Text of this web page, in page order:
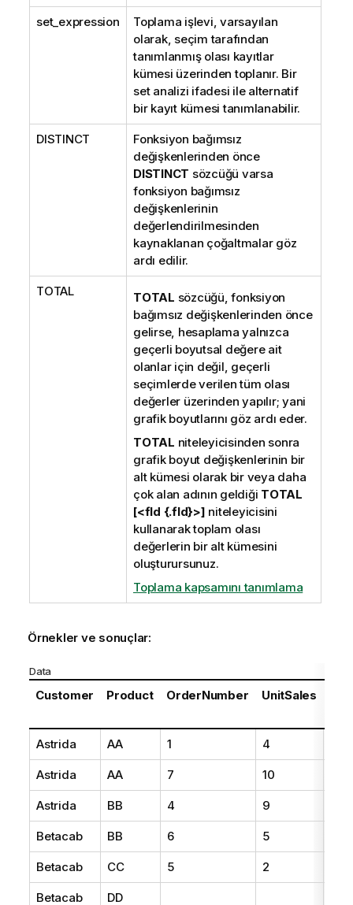
set_expression
Toplama işlevi, varsayılan
olarak, seçim tarafından
tanımlanmış olası kayıtlar
kümesi üzerinden toplanır. Bir
set analizi ifadesi ile alternatif
bir kayıt kümesi tanımlanabilir.
DISTINCT
Fonksiyon bağımsız
değişkenlerinden önce
DISTINCT sözcüğü varsa
fonksiyon bağımsız
değişkenlerinin
değerlendirilmesinden
kaynaklanan çoğaltmalar göz
ardı edilir.
TOTAL TOTAL sözcüğü, fonksiyon
bağımsız değişkenlerinden önce
gelirse, hesaplama yalnızca
geçerli boyutsal değere ait
olanlar için değil, geçerli
seçimlerde verilen tüm olası
değerler üzerinden yapılır; yani
grafik boyutlarını göz ardı eder.
TOTAL niteleyicisinden sonra
grafik boyut değişkenlerinin bir
alt kümesi olarak bir veya daha
çok alan adının geldiği TOTAL
[<fld {.fld}>] niteleyicisini
kullanarak toplam olası
değerlerin bir alt kümesini
oluşturursunuz.
Toplama kapsamını tanımlama
Örnekler ve sonuçlar:
Data
Customer Product OrderNumber UnitSales
Astrida AA 1 4
Astrida AA 7 10
Astrida BB 4 9
Betacab BB 6 5
Betacab CC 5 2
Betacab DD